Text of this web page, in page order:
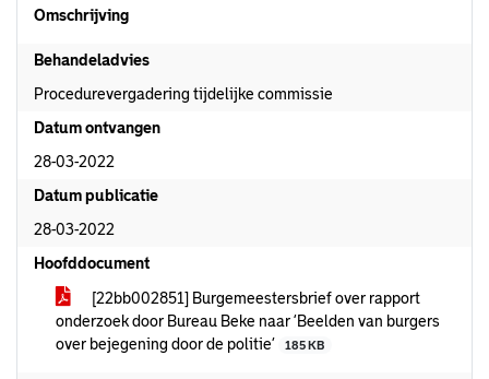
Omschrijving
Behandeladvies
Procedurevergadering tijdelijke commissie
Datum ontvangen
28-03-2022
Datum publicatie
28-03-2022
Hoofddocument
[22bb002851] Burgemeestersbrief over rapport
onderzoek door Bureau Beke naar ‘Beelden van burgers
over bejegening door de politie’
185 KB